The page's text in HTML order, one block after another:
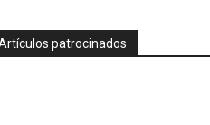
patrocinados